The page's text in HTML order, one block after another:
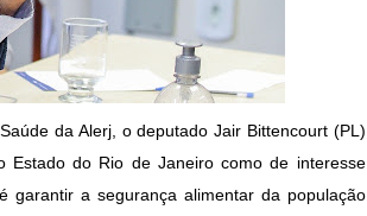
da Alerj, o deputado Jair Bittencourt (PL)
Estado do Rio de Janeiro como de interesse
garantir a segurança alimentar da população